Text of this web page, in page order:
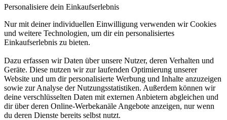
Personalisiere dein Einkaufserlebnis
Nur mit deiner individuellen Einwilligung verwenden wir Cookies
und weitere Technologien, um dir ein personalisiertes
Einkaufserlebnis zu bieten.
Dazu erfassen wir Daten über unsere Nutzer, deren Verhalten und
Geräte. Diese nutzen wir zur laufenden Optimierung unserer
Website und um dir personalisierte Werbung und Inhalte anzuzeigen
sowie zur Analyse der Nutzungsstatistiken. Außerdem können wir
deine verschlüsselten Daten mit externen Anbietern abgleichen und
dir über deren Online-Werbekanäle Angebote anzeigen, nur wenn
du deren Dienste bereits selbst nutzt.